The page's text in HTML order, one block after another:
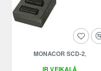
IR VEIKALĀ
MONACOR SCD-2,